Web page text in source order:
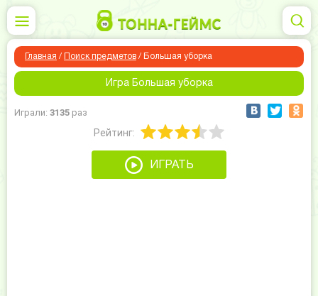
Главная / Поиск предметов / Большая уборка
Игра Большая уборка
Играли: 3135 раз
Рейтинг:
ИГРАТЬ